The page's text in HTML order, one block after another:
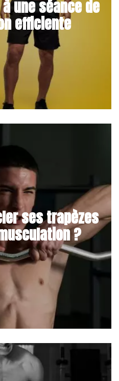
une séance de
efficiente
ses trapèzes
?